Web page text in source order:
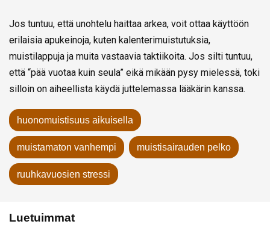
Jos tuntuu, että unohtelu haittaa arkea, voit ottaa käyttöön
erilaisia apukeinoja, kuten kalenterimuistutuksia,
muistilappuja ja muita vastaavia taktiikoita. Jos silti tuntuu,
että “pää vuotaa kuin seula” eikä mikään pysy mielessä, toki
silloin on aiheellista käydä juttelemassa lääkärin kanssa.
huonomuistisuus aikuisella
muistamaton vanhempi muistisairauden pelko
ruuhkavuosien stressi
Luetuimmat